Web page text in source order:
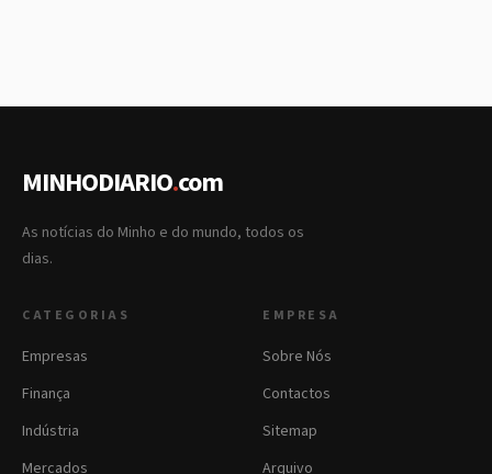
MINHODIARIO.com
As notícias do Minho e do mundo, todos os
dias.
CATEGORIAS
Empresas
Finança
Indústria
Mercados
EMPRESA
Sobre Nós
Contactos
Sitemap
Arquivo